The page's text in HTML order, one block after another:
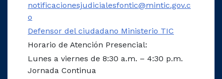
notificacionesjudicialesfontic@mintic.gov.c
o
Defensor del ciudadano Ministerio TIC
Horario de Atención Presencial:
Lunes a viernes de 8:30 a.m. – 4:30 p.m.
Jornada Continua